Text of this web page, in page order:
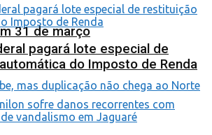
31 de março
pagará lote especial de
do Imposto de Renda